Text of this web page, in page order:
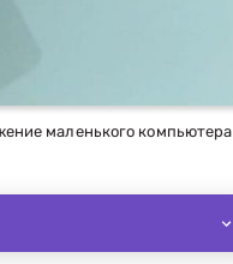
маленького компьютера